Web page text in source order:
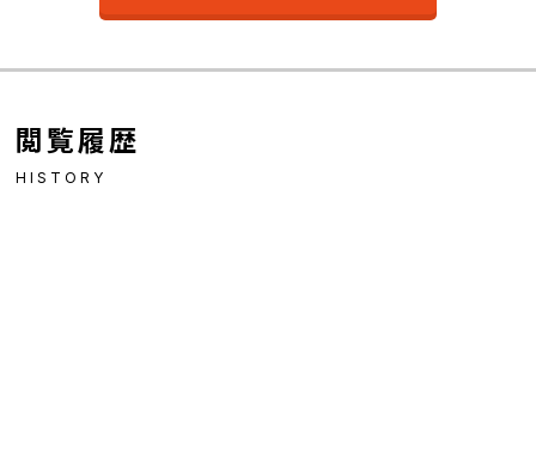
閲覧履歴
HISTORY